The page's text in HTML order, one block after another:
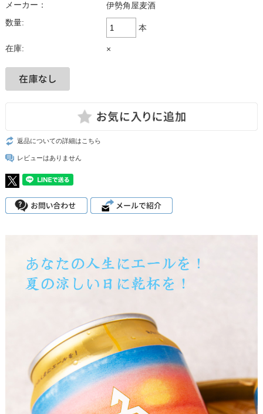
メーカー：
伊勢角屋麦酒
数量:
本
在庫: ×
返品についての詳細はこちら
レビューはありません